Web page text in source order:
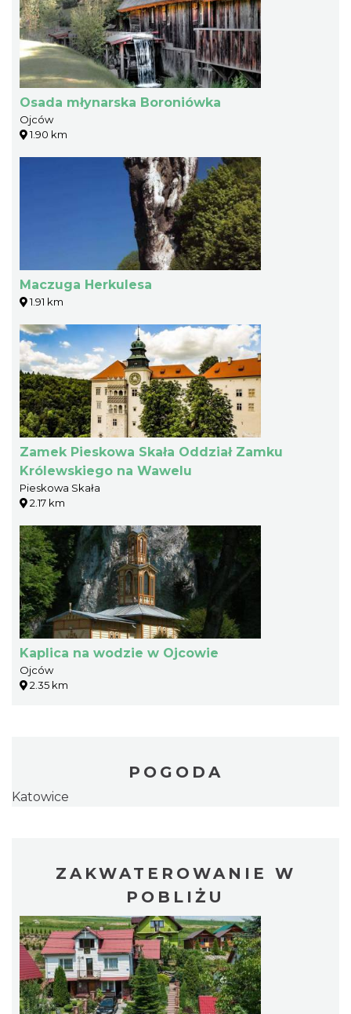
Osada młynarska Boroniówka
Ojców
1.90 km
Maczuga Herkulesa
1.91 km
Zamek Pieskowa Skała Oddział Zamku
Królewskiego na Wawelu
Pieskowa Skała
2.17 km
Kaplica na wodzie w Ojcowie
Ojców
2.35 km
POGODA
Katowice
ZAKWATEROWANIE W
POBLIŻU